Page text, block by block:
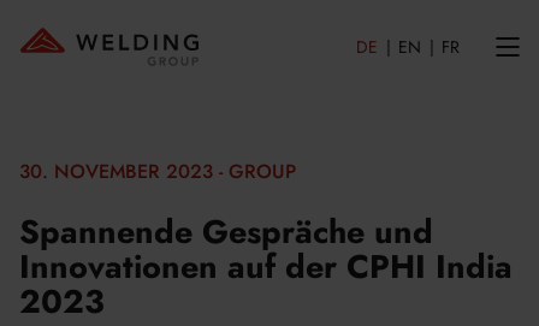
DE EN FR
30. NOVEMBER 2023 - GROUP
Spannende Gespräche und
Innovationen auf der CPHI India
2023